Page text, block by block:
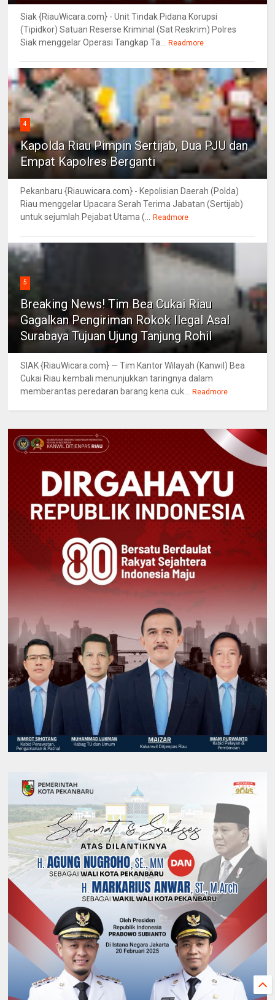
Siak {RiauWicara.com} - Unit Tindak Pidana Korupsi
(Tipidkor) Satuan Reserse Kriminal (Sat Reskrim) Polres
Siak menggelar Operasi Tangkap Ta...
Readmore
4
Kapolda Riau Pimpin Sertijab, Dua PJU dan
Empat Kapolres Berganti
Pekanbaru {Riauwicara.com} - Kepolisian Daerah (Polda)
Riau menggelar Upacara Serah Terima Jabatan (Sertijab)
untuk sejumlah Pejabat Utama (...
Readmore
5
Breaking News! Tim Bea Cukai Riau
Gagalkan Pengiriman Rokok Ilegal Asal
Surabaya Tujuan Ujung Tanjung Rohil
SIAK {RiauWicara.com} — Tim Kantor Wilayah (Kanwil) Bea
Cukai Riau kembali menunjukkan taringnya dalam
memberantas peredaran barang kena cuk...
Readmore